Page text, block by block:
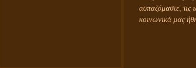
ασπαζόμαστε, τις
κοινωνικά μας